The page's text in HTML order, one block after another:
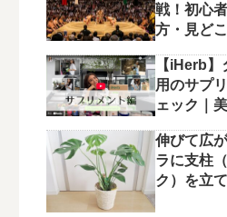
戦！初心
方・見ど
【iHerb
用のサプ
ェック｜
伸びて広
ラに支柱
ク）を立